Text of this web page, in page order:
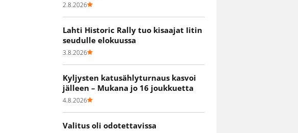
2.8.2026
Lahti Historic Rally tuo kisaajat Iitin
seudulle elokuussa
3.8.2026
Kyljysten katusählyturnaus kasvoi
jälleen – Mukana jo 16 joukkuetta
4.8.2026
Valitus oli odotettavissa